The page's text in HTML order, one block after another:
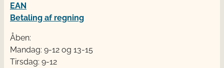
EAN
Betaling af regning
Åben:
Mandag: 9-12 og 13-15
Tirsdag: 9-12